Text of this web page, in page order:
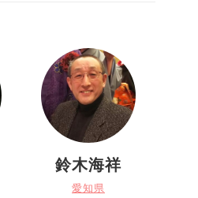
鈴木海祥
愛知県